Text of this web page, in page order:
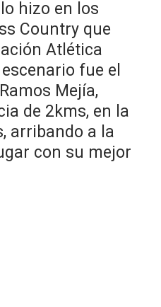
hizo en los
Country que
Atlética
fue el
Mejía,
de 2kms, en la
arribando a la
con su mejor